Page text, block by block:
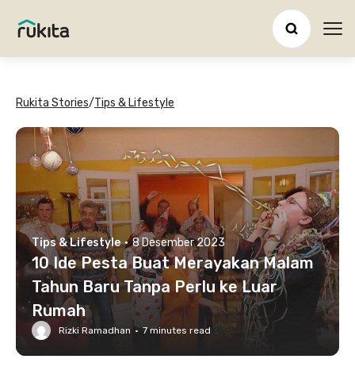
Rukita Stories/Tips & Lifestyle
Tips & Lifestyle · 8 Desember 2023
10 Ide Pesta Buat Merayakan Malam
Tahun Baru Tanpa Perlu ke Luar
Rumah
Rizki Ramadhan · 7minutes read